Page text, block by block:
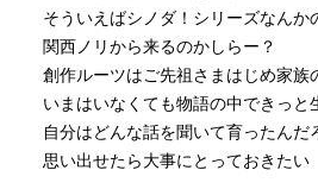
そういえばシノダ！シリーズなんか
関西ノリから来るのかしらー？
創作ルーツはご先祖さまはじめ家族
いまはいなくても物語の中できっと
自分はどんな話を聞いて育ったんだ
思い出せたら大事にとっておきたい